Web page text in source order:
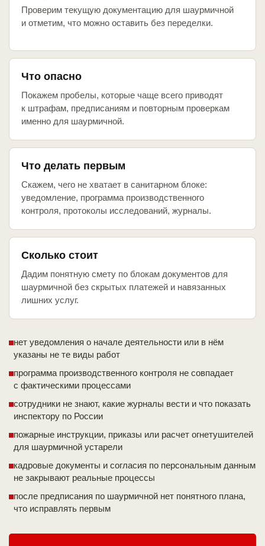
Проверим текущую документацию для шаурмичной
и отметим, что можно оставить без переделки.
Что опасно
Покажем пробелы, которые чаще всего приводят
к штрафам, предписаниям и повторным проверкам
именно для шаурмичной.
Что делать первым
Скажем, чего не хватает в санитарном блоке:
уведомление, программа производственного
контроля, протоколы исследований, журналы.
Сколько стоит
Дадим понятную смету по блокам документов для
шаурмичной без скрытых платежей и навязанных
лишних услуг.
нет уведомления о начале деятельности или в нём
указаны не те виды работ
программа производственного контроля не совпадает
с фактическими процессами
сотрудники не знают, какие журналы вести и что показать
инспектору по России
пожарные инструкции, приказы или расчет огнетушителей
для шаурмичной устарели
кадровые документы и согласия по персональным данным
не закрывают реальные процессы
после предписания по шаурмичной нет понятного плана,
что исправлять первым